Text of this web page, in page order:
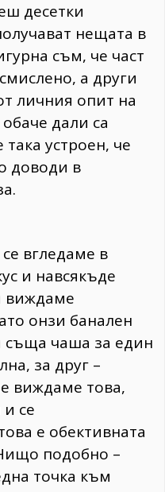
десетки
нещата в
съм, че част
а други
личния опит на
дали са
устроен, че
доводи в
вгледаме в
и навсякъде
виждаме
онзи банален
съща чаша за един
за друг –
виждаме това,
се
е обективната
подобно –
точка към